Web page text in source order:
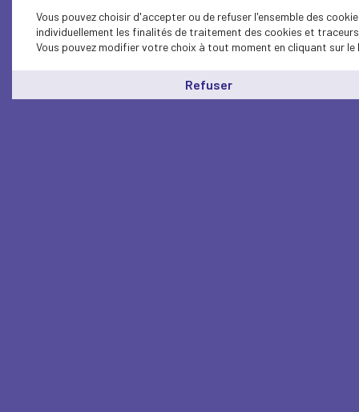
Vous pouvez choisir d'accepter ou de refuser l'ensemble des
individuellement les finalités de traitement des cookies et
Vous pouvez modifier votre choix à tout moment en cliquant sur le
Refuser